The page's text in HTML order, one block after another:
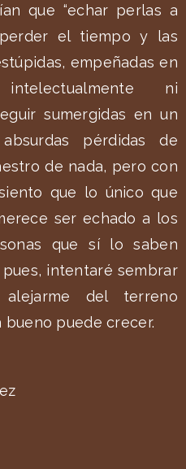
que “echar perlas a
el tiempo y las
empeñadas en
ni
sumergidas en un
pérdidas de
de nada, pero con
que lo único que
ser echado a los
que sí lo saben
intentaré sembrar
del terreno
puede crecer.